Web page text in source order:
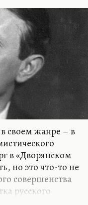
хорошо…
своем жанре – в
в «Дворянском
но это что-то не
совершенства
русского